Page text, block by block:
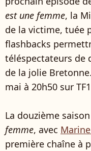
est une femme, la
de la victime, tuée
flashbacks
téléspectateurs de
de la jolie
mai à 20h50 sur
La douzième
femme, avec
première chaîne à